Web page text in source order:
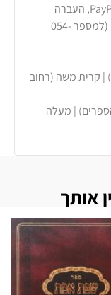
כרטיסי אשראי, PayPal, העברה
בנקאית או באפליקציות Bit / Paybox (למספר 054-
| קרית משה (רחוב
| מעלה
אותך